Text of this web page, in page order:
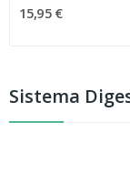
Sistema
15,95 €